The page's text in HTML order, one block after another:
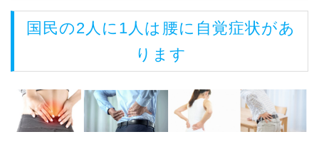
国民の2人に1人は腰に自覚症状があ
ります